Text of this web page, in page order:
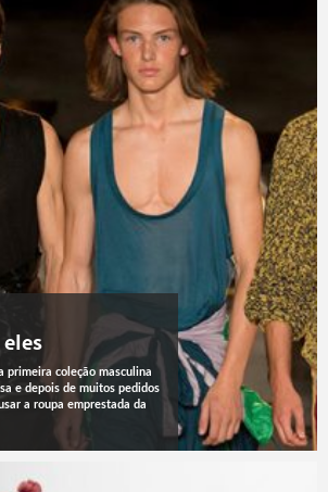
primeira coleção masculina
e depois de muitos pedidos
a roupa emprestada da